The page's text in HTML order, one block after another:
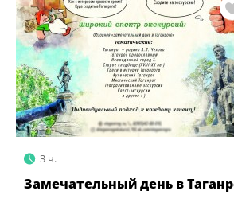
3 ч.
Замечательный день в